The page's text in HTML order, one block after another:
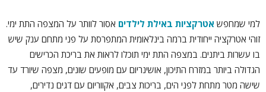
למי שמחפש אטרקציות באילת לילדים אסור לוותר על המצפה התת ימי.
זוהי אטרקציה ייחודית ברמה בינלאומית המתפרסת על פני מתחם ענק שיש
בו עשרות ביתנים. במצפה התת ימי תוכלו לראות את בריכת הכרישים
הגדולה ביותר במזרח התיכון, אושינריום עם מופעים שונים, מצפה שיורד עד
שישה מטר מתחת לפני הים, בריכות צבים, אקווריום עם דגים נדירים,